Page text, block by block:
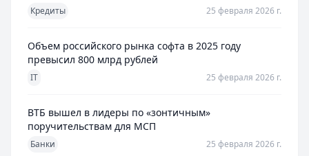
Кредиты 25 февраля 2026 г.
Объем российского рынка софта в 2025 году
превысил 800 млрд рублей
IT 25 февраля 2026 г.
ВТБ вышел в лидеры по «зонтичным»
поручительствам для МСП
Банки 25 февраля 2026 г.